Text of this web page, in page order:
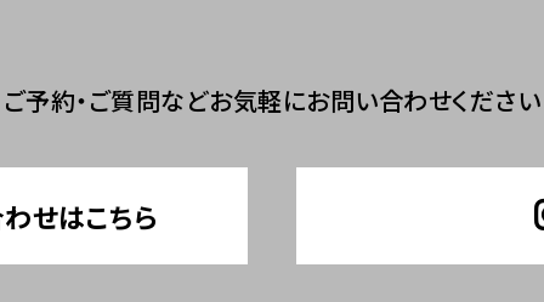
ご予約・ご質問などお気軽にお問い合わせください
せはこちら